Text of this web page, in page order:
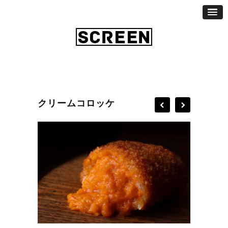
クリームコロッケ